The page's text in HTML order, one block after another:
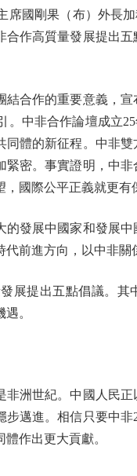
國剛果（布）外長
作高質量發展提出
作的重要意義，宣
中非合作論壇成立
體的新征程。中非
密。事實證明，中
國際公平正義就更有
展中國家和發展中
前進方向，以中非關
提出五點倡議。其
。
世紀。中國人民正
步邁進。相信只要中
作出更大貢獻。